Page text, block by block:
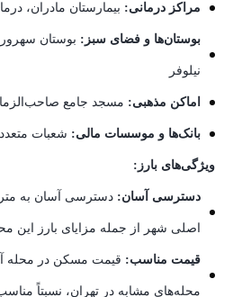
مراکز درمانی: بیمارستان مادران،
بوستان‌ها و فضای سبز: بوستان
نیلوفر
اماکن مذهبی: مسجد جامع
بانک‌ها و موسسات مالی: شعبات
ویژگی‌های بارز:
دسترسی آسان: دسترسی آسان به
اصلی شهر از جمله مزایای بارز این
قیمت مناسب: قیمت مسکن در محله
محله‌های مشابه در تهران، نسبتاً